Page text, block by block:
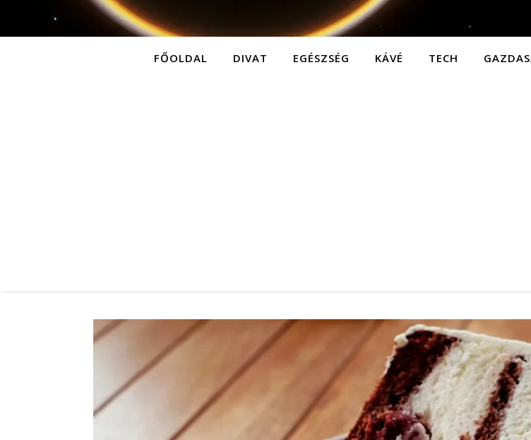
FŐOLDAL DIVAT EGÉSZSÉG KÁVÉ TECH